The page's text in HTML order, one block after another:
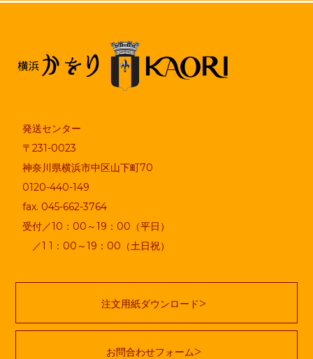
発送センター
〒231-0023
神奈川県横浜市中区山下町70
0120-440-149
fax. 045-662-3764
受付／10：00～19：00（平日）
／1 1：00～19：00（土日祝）
注文用紙ダウンロード
お問合わせフォーム